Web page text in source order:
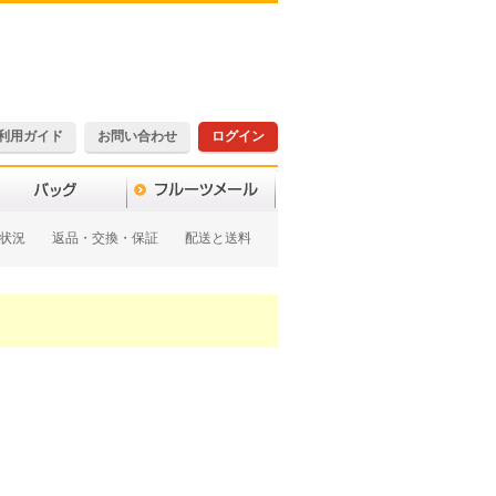
用ガイド お問い合わせ ログイン
況 返品・交換・保証 配送と送料